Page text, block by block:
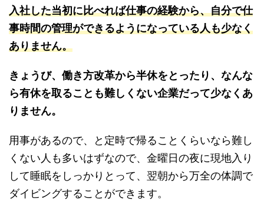
入社した当初に比べれば仕事の経験から、自分で仕
事時間の管理ができるようになっている人も少なく
ありません。
きょうび、働き方改革から半休をとったり、なんな
ら有休を取ることも難しくない企業だって少なくあ
りません。
用事があるので、と定時で帰ることくらいなら難し
くない人も多いはずなので、金曜日の夜に現地入り
して睡眠をしっかりとって、翌朝から万全の体調で
ダイビングすることができます。